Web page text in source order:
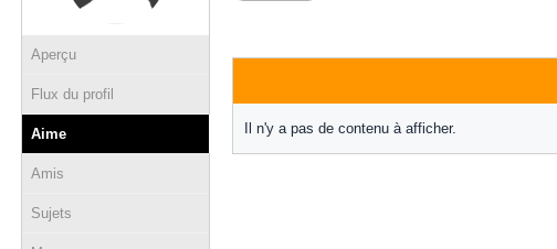
Aperçu
Flux du profil
Aime
Amis
Sujets
Il n'y a pas de contenu à afficher.